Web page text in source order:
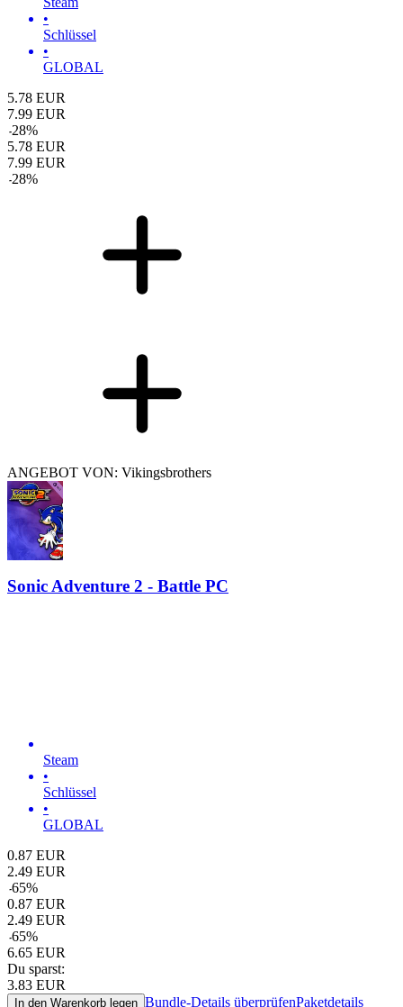
•
Schlüssel
•
GLOBAL
5.78 EUR
7.99 EUR
-28%
5.78 EUR
7.99 EUR
-28%
ANGEBOT VON: Vikingsbrothers
Sonic Adventure 2 - Battle PC
Steam
•
Schlüssel
•
GLOBAL
0.87 EUR
2.49 EUR
-65%
0.87 EUR
2.49 EUR
-65%
6.65 EUR
Du sparst:
3.83 EUR
In den Warenkorb legen Bundle-Details überprüfenPaketdetails